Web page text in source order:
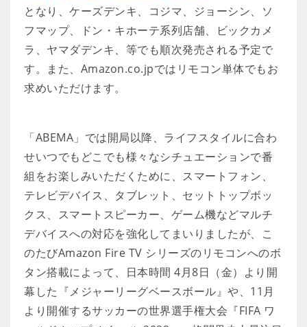
となり、ケーズデンキ、コジマ、ジョーシン、ソ
フマップ、ドン・キホーテ系列店舗、ビックカメ
ラ、ヤマダデンキ、等でも順次発売される予定で
す。また、Amazon.co.jpではリモコン単体でもお
求めいただけます。
「ABEMA」では開局以降、ライフスタイルに合わ
せいつでもどこでも様々なシチュエーションで番
組をお楽しみいただくために、スマートフォン、
テレビデバイス、タブレット、セットトップボッ
クス、スマートスピーカー、ゲーム機などマルチ
デバイスへの対応を強化してまいりましたが、こ
のたびAmazon Fire TV シリーズのリモコンへのボ
タン搭載によって、日本時間 4月8日（金）より開
幕した『メジャーリーグベースボール』や、11月
より開催するサッカーの世界選手権大会『FIFA ワ